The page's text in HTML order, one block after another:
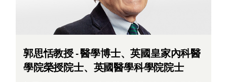
郭思恬教授 - 醫學博士、英國皇家內科醫
學院榮授院士、英國醫學科學院院士